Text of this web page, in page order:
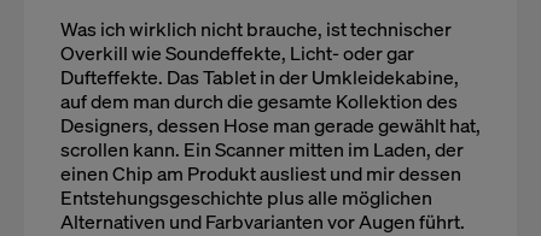
Was ich wirklich nicht brauche, ist technischer
Overkill wie Soundeffekte, Licht- oder gar
Dufteffekte. Das Tablet in der Umkleidekabine,
auf dem man durch die gesamte Kollektion des
Designers, dessen Hose man gerade gewählt hat,
scrollen kann. Ein Scanner mitten im Laden, der
einen Chip am Produkt ausliest und mir dessen
Entstehungsgeschichte plus alle möglichen
Alternativen und Farbvarianten vor Augen führt.